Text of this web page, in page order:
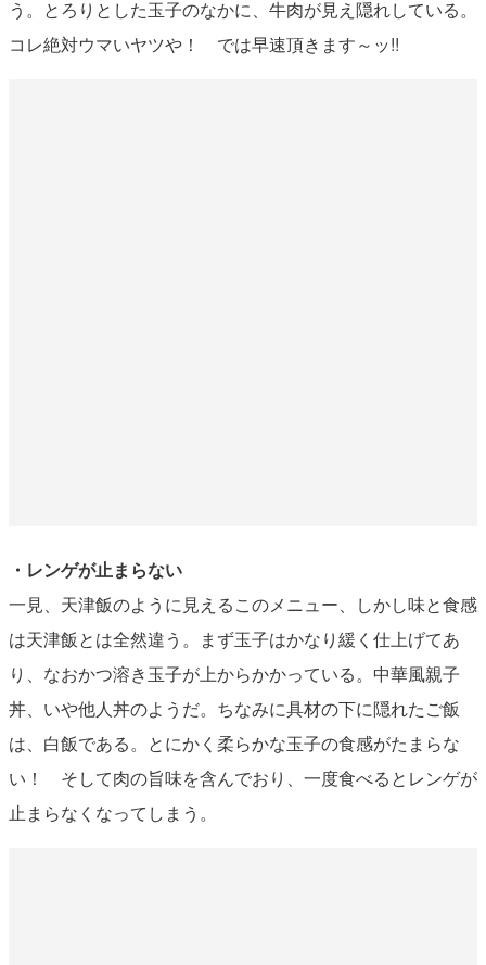
う。とろりとした玉子のなかに、牛肉が見え隠れしている。
コレ絶対ウマいヤツや！ では早速頂きます～ッ!!
・レンゲが止まらない
一見、天津飯のように見えるこのメニュー、しかし味と食感
は天津飯とは全然違う。まず玉子はかなり緩く仕上げてあ
り、なおかつ溶き玉子が上からかかっている。中華風親子
丼、いや他人丼のようだ。ちなみに具材の下に隠れたご飯
は、白飯である。とにかく柔らかな玉子の食感がたまらな
い！ そして肉の旨味を含んでおり、一度食べるとレンゲが
止まらなくなってしまう。